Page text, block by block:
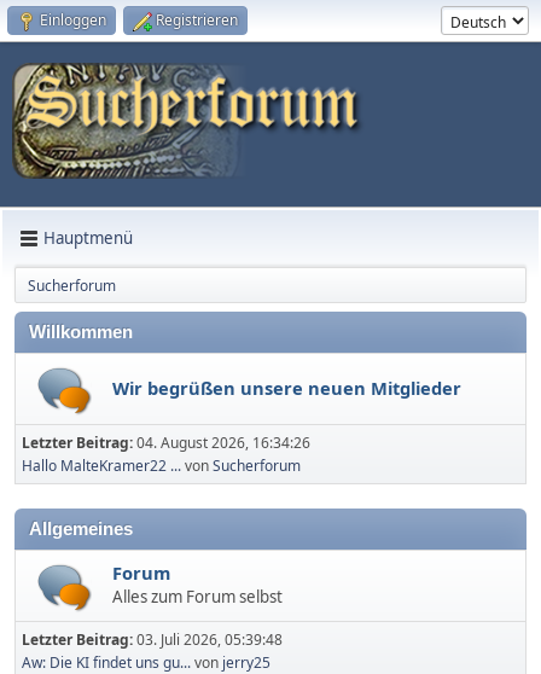
Einloggen Registrieren
Hauptmenü
Sucherforum
Willkommen
Wir begrüßen unsere neuen Mitglieder
Letzter Beitrag:04. August 2026, 16:34:26
Hallo MalteKramer22 ...vonSucherforum
Allgemeines
Forum
Alles zum Forum selbst
Letzter Beitrag:03. Juli 2026, 05:39:48
Aw: Die KI findet uns gu...von jerry25